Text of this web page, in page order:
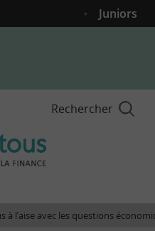
Juniors
Rechercher
finance
site
l’aise avec les questions